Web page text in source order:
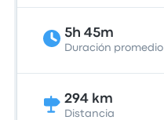
5h 45m
Duración promedio
294 km
Distancia